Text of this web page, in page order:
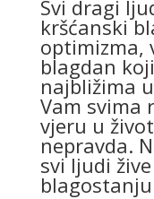
Svi dragi
kršćanski
optimizma,
blagdan
najbližima
Vam svima
vjeru u
nepravda.
svi ljudi